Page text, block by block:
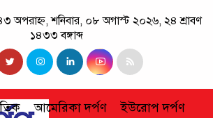
অপরাহ্ন, শনিবার, ০৮ অগাস্ট ২০২৬, ২৪ শ্রাবণ
১৪৩৩ বঙ্গাব্দ
আমেরিকা দর্পণ ইউরোপ দর্পণ